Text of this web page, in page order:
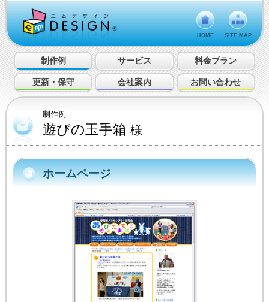
HOME SITE MAP
制作例 サービス 料金プラン
更新・保守 会社案内 お問い合わせ
制作例
遊びの玉手箱 様
ホームページ